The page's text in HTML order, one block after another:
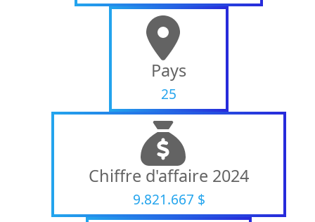
Pays
25
Chiffre d'affaire 2024
9.821.667 $